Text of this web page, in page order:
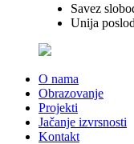
Savez
Unija
O nama
Obrazovanje
Projekti
Jačanje izvrsnosti
Kontakt